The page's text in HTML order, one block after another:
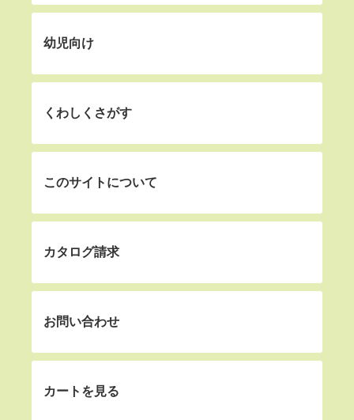
幼児向け
くわしくさがす
このサイトについて
カタログ請求
お問い合わせ
カートを見る